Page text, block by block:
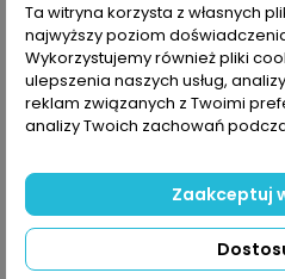
Wśród codziennych ubrań
uszyjesz z dresówki, polaru,
tkanin wełnianych.
Bluzka z asymetrycznym
spodnie z mankietami,
poncho, płaszcz z kaskadowym
propozycje, które mamy nadzieję
Ta witryna korzysta z własnych
najwyższy poziom
Wykorzystujemy również pliki
ulepszenia naszych usług,
reklam związanych z Twoimi
analizy Twoich zachowań
Zaakceptuj